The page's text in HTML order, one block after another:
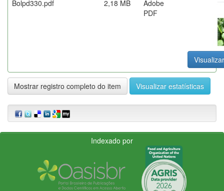
Bolpd330.pdf
2,18 MB
Adobe
PDF
Mostrar registro completo do item Visualizar estatísticas
Indexado por